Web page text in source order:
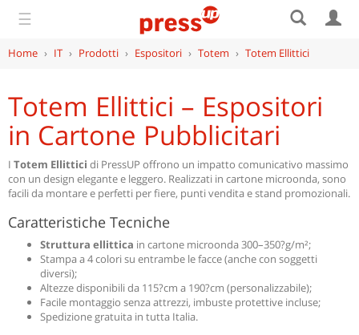
☰
Home › IT › Prodotti › Espositori › Totem › Totem Ellittici
Totem Ellittici – Espositori
in Cartone Pubblicitari
I Totem Ellittici di PressUP offrono un impatto comunicativo massimo
con un design elegante e leggero. Realizzati in cartone microonda, sono
facili da montare e perfetti per fiere, punti vendita e stand promozionali.
Caratteristiche Tecniche
Struttura ellittica in cartone microonda 300–350?g/m²;
Stampa a 4 colori su entrambe le facce (anche con soggetti
diversi);
Altezze disponibili da 115?cm a 190?cm (personalizzabile);
Facile montaggio senza attrezzi, imbuste protettive incluse;
Spedizione gratuita in tutta Italia.